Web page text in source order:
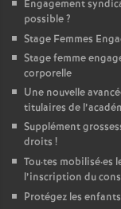
Engagement
possible?
Stage Femmes
Stage femme
corporelle
Une nouvelle
titulaires de
Supplément
droits !
Tou·tes mobilisé·es
l’inscription du
Protégez les